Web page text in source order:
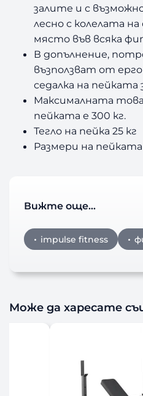
залите и с
лесно с колелата
място във всяка
В допълнение,
възползват от
седалка на
Максималната
пейката е 300 кг.
Тегло на пейка 25 кг
Размери на пейката
Вижте още…
impulse fitness
Може да харесате